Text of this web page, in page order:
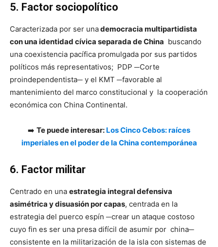
5. Factor sociopolítico
Caracterizada por ser unademocracia multipartidista
con una identidad cívica separada de China buscando
una coexistencia pacífica promulgada por sus partidos
políticos más representativos; PDP ─Corte
proindependentista─ y el KMT ─favorable al
mantenimiento del marco constitucional y la cooperación
económica con China Continental.
➡️ Te puede interesar: Los Cinco Cebos: raíces
imperiales en el poder de la China contemporánea
6. Factor militar
Centrado en una estrategia integral defensiva
asimétrica y disuasión por capas, centrada en la
estrategia del puerco espín ─crear un ataque costoso
cuyo fin es ser una presa difícil de asumir por china─
consistente en la militarización de la isla con sistemas de